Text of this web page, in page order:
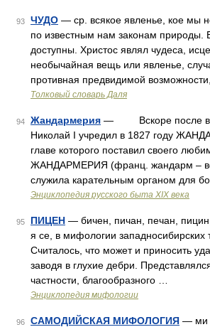
93 ЧУДО — ср. всякое явленье, кое мы
по известным нам законам природы.
доступны. Христос являл чудеса,
необычайная вещь или явленье,
противная предвидимой
Толковый словарь Даля
94 Жандармерия — Вскоре после
Николай I учредил в 1827 году
главе которого поставил своего
ЖАНДАРМЕРИЯ (франц. жандарм –
служила карательным органом для
Энциклопедия русского быта XIX века
95 ПИЦЕН — бичен, пичан, печан,
я се, в мифологии западносибирских
Считалось, что может и приносить
заводя в глухие дебри.
частности, благообразного …
Энциклопедия мифологии
96 САМОДИЙСКАЯ МИФОЛОГИЯ — ми